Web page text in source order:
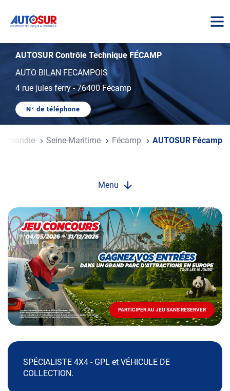
AUTOSUR
AUTOSUR Contrôle Technique FÉCAMP
AUTO BILAN FECAMPOIS
4 rue jules ferry-76400 Fécamp
N° de téléphone
AFFICHER
DE
TÉLÉPHONE
Seine-Maritime Fécamp AUTOSUR Fécamp
Menu
Opération
spéciale
Mai
-
Décembre
2026
Locations
PARTICIPER AU JEU SANS RESERVER
PARTICIPER
AU
JEU
RESERVER
SPÉCIALISTE 4X4 - GPL et VÉHICULE DE
COLLECTION.